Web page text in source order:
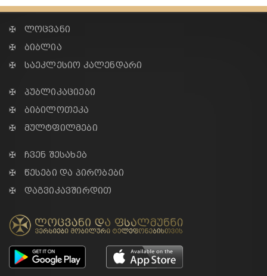
✠ ლოცვანი
✠ ბიბლია
✠ საეკლესიო კალენდარი
✠ პუბლიკაციები
✠ ბიბილოთეკა
✠ მულტფილმები
✠ ჩვენ შესახებ
✠ წესები და პირობები
✠ დაგვიკავშირდით